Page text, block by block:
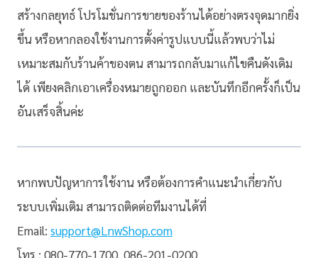
สร้างกลยุทธ์ โปรโมชั่นการขายของร้านได้อย่างตรงจุดมากยิ่ง
ขึ้น หรือหากลองใช้งานการตั้งค่ารูปแบบนี้แล้วพบว่าไม่
เหมาะสมกับร้านค้าของตน สามารถกลับมาแก้ไขคืนดังเดิม
ได้ เพียงคลิกเอาเครื่องหมายถูกออก และบันทึกอีกครั้งก็เป็น
อันเสร็จสิ้นค่ะ
หากพบปัญหาการใช้งาน หรือต้องการคำแนะนำเกี่ยวกับ
ระบบเพิ่มเติม สามารถติดต่อทีมงานได้ที่
Email: support@LnwShop.com
โทร : 080-770-1700, 086-201-0200